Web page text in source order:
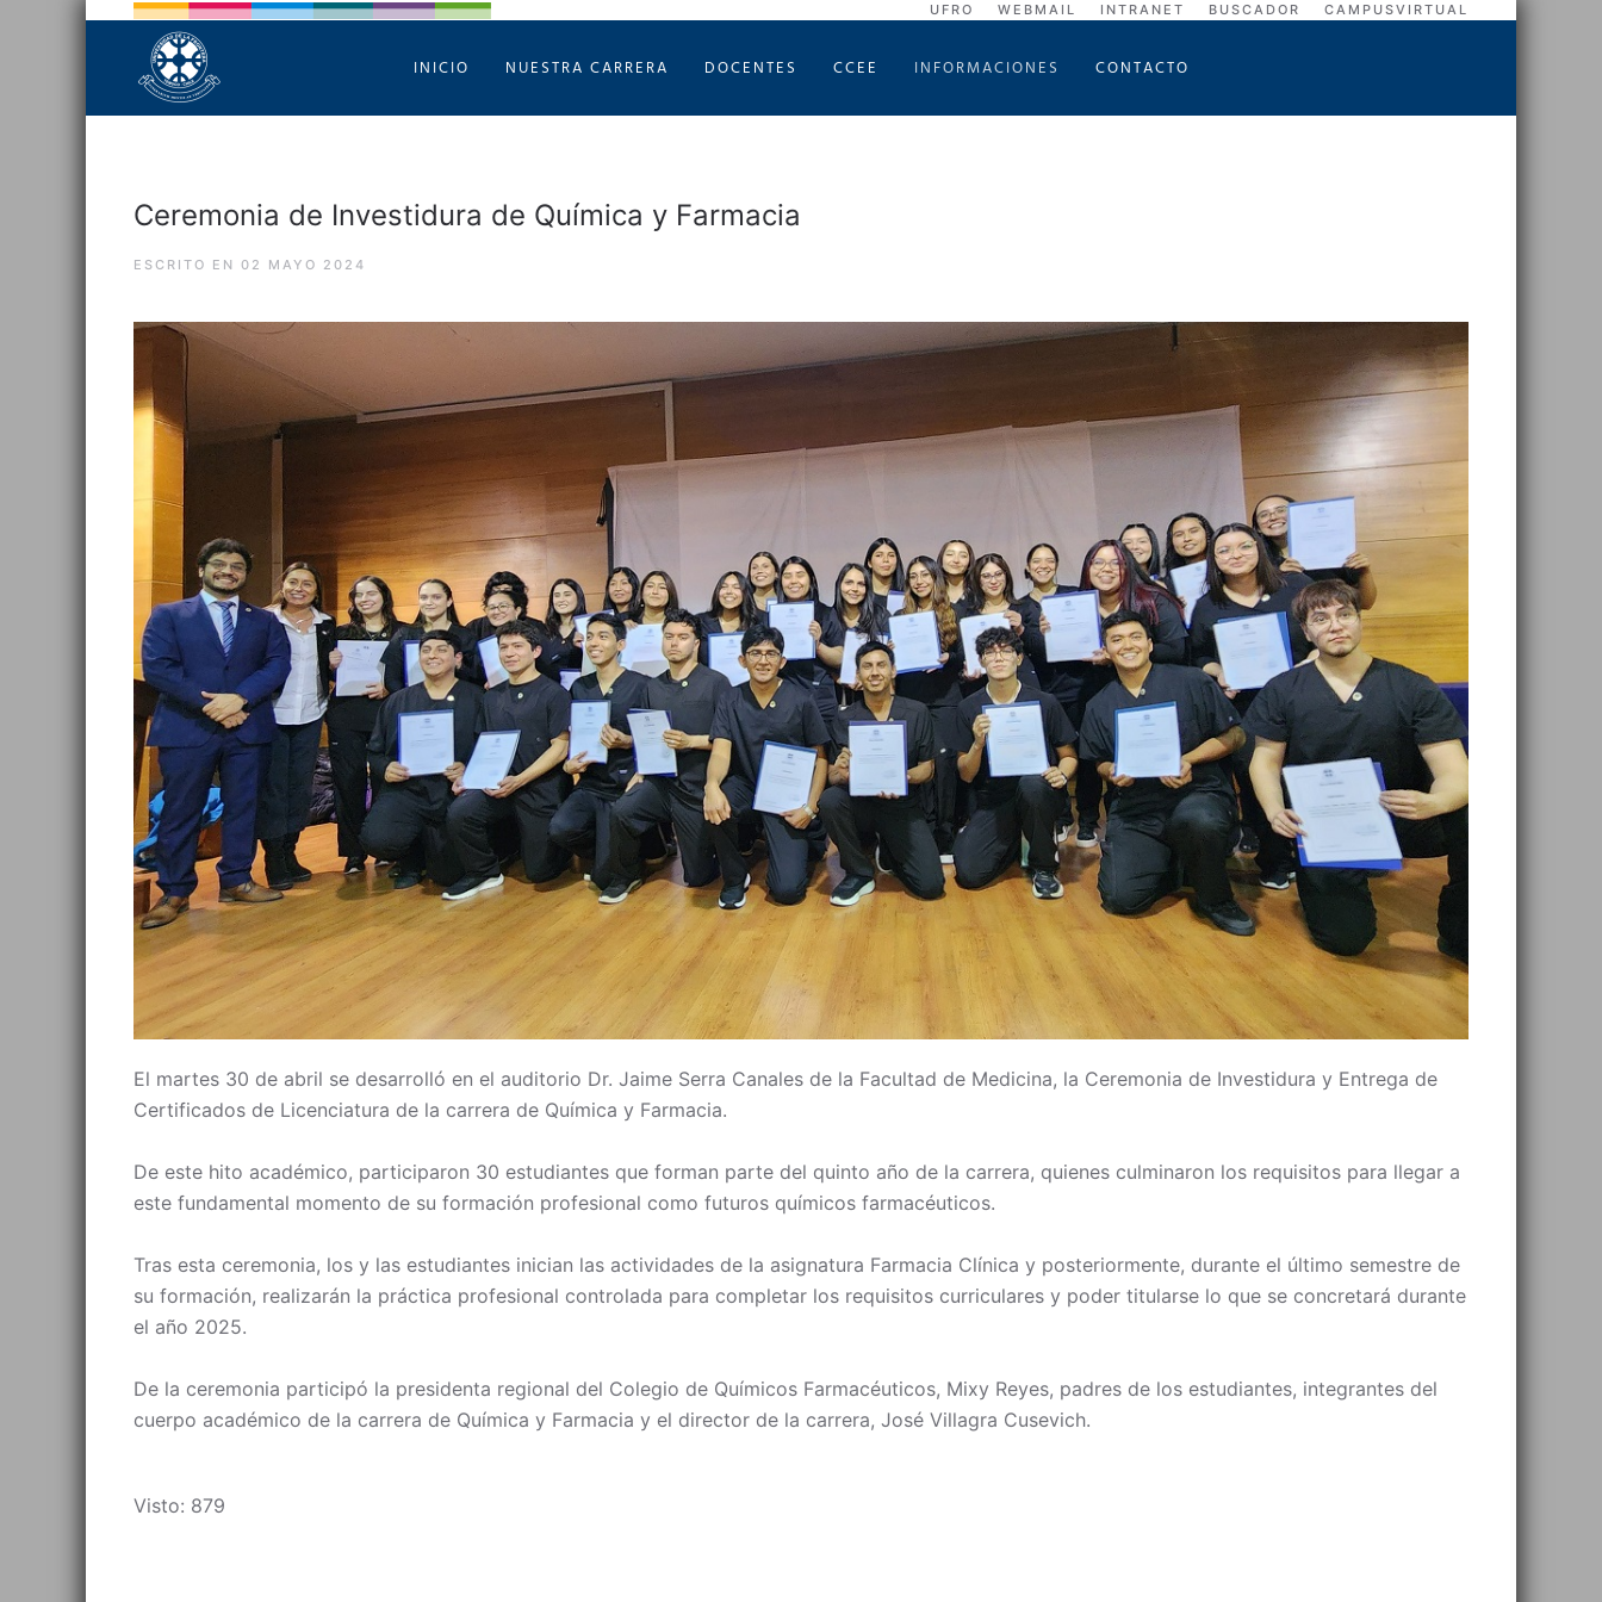
UFRO WEBMAIL INTRANET BUSCADOR CAMPUSVIRTUAL
INICIO NUESTRA CARRERA DOCENTES CCEE INFORMACIONES CONTACTO
Ceremonia de Investidura de Química y Farmacia
ESCRITO EN 02 MAYO 2024
El martes 30 de abril se desarrolló en el auditorio Dr. Jaime Serra Canales de la Facultad de Medicina, la Ceremonia de Investidura y Entrega de
Certificados de Licenciatura de la carrera de Química y Farmacia.
De este hito académico, participaron 30 estudiantes que forman parte del quinto año de la carrera, quienes culminaron los requisitos para llegar a
este fundamental momento de su formación profesional como futuros químicos farmacéuticos.
Tras esta ceremonia, los y las estudiantes inician las actividades de la asignatura Farmacia Clínica y posteriormente, durante el último semestre de
su formación, realizarán la práctica profesional controlada para completar los requisitos curriculares y poder titularse lo que se concretará durante
el año 2025.
De la ceremonia participó la presidenta regional del Colegio de Químicos Farmacéuticos, Mixy Reyes, padres de los estudiantes, integrantes del
cuerpo académico de la carrera de Química y Farmacia y el director de la carrera, José Villagra Cusevich.
Visto: 879